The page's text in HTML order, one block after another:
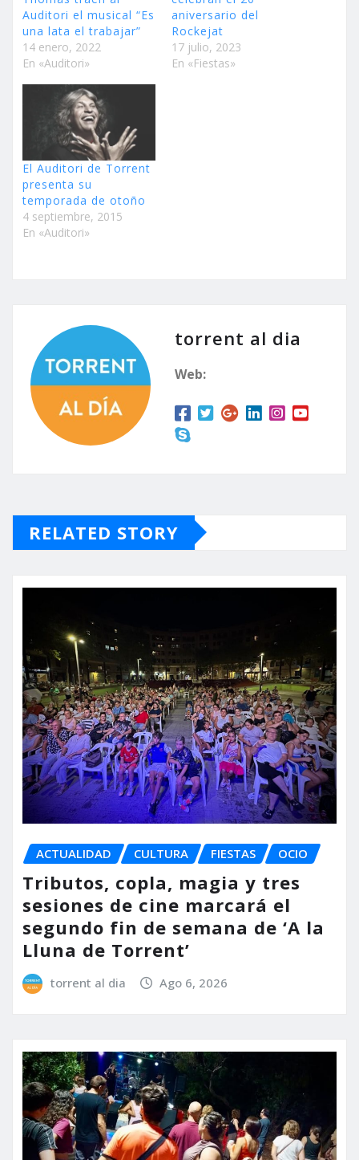
Auditori el musical “Es
una lata el trabajar”
14 enero, 2022
En «Auditori»
aniversario del
Rockejat
17 julio, 2023
En «Fiestas»
El Auditori de Torrent
presenta su
temporada de otoño
4 septiembre, 2015
En «Auditori»
torrent al dia
Web:
RELATED STORY
ACTUALIDAD CULTURA FIESTAS OCIO
Tributos, copla, magia y tres
sesiones de cine marcará el
segundo fin de semana de ‘A la
Lluna de Torrent’
torrent al dia Ago 6, 2026